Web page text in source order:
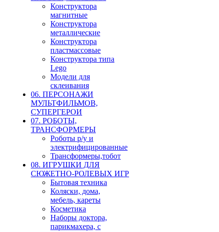
Конструктора
магнитные
Конструктора
металлические
Конструктора
пластмассовые
Конструктора типа
Lego
Модели для
склеивания
06. ПЕРСОНАЖИ
МУЛЬТФИЛЬМОВ,
СУПЕРГЕРОИ
07. РОБОТЫ,
ТРАНСФОРМЕРЫ
Роботы р/у и
электрифицированные
Трансформеры,тобот
08. ИГРУШКИ ДЛЯ
СЮЖЕТНО-РОЛЕВЫХ ИГР
Бытовая техника
Коляски, дома,
мебель, кареты
Косметика
Наборы доктора,
парикмахера, с